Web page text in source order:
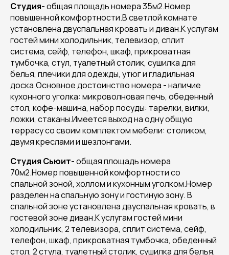
Студия-общая площадь номера 35м2.Номер
повышенной комфортности.В светлой комнате
установлена двуспальная кровать и диван.К услугам
гостей мини холодильник, телевизор, сплит
система, сейф, телефон, шкаф, прикроватная
тумбочка, стул, туалетный столик, сушилка для
белья, плечики для одежды, утюг и гладильная
доска.Основное достоинство номера - наличие
кухонного уголка: микроволновая печь, обеденный
стол, кофе-машина, набор посуды: тарелки, вилки,
ложки, стаканы.Имеется выход на одну общую
террасу со своим комплектом мебели: столиком,
двумя креслами и шезлонгами.
Студия Сьюит-общая площадь номера
70м2.Номер повышенной комфортности со
спальной зоной, холлом и кухонным уголком.Номер
разделен на спальную зону и гостиную зону. В
спальной зоне установлена двуспальная кровать, в
гостевой зоне диван.К услугам гостей мини
холодильник, 2 телевизора, сплит система, сейф,
телефон, шкаф, прикроватная тумбочка, обеденный
стол, 2 стула, туалетный столик, сушилка для белья,